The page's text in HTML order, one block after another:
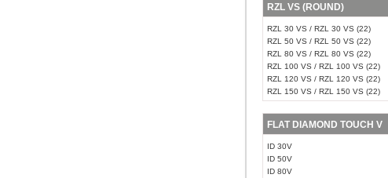
RZL VS (ROUND)
RZL 30 VS / RZL 30 VS (22)
RZL 50 VS / RZL 50 VS (22)
RZL 80 VS / RZL 80 VS (22)
RZL 100 VS / RZL 100 VS (22)
RZL 120 VS / RZL 120 VS (22)
RZL 150 VS / RZL 150 VS (22)
FLAT DIAMOND TOUCH V
ID 30V
ID 50V
ID 80V